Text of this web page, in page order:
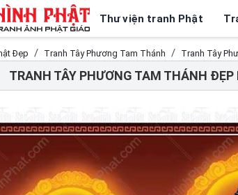
Thư viện tranh Phật
Đẹp Tranh Tây Phương Tam Thánh Tranh Tây
TRANH TÂY PHƯƠNG TAM THÁNH